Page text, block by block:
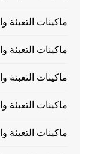
ماكينات التعبئة
ماكينات التعبئة
ماكينات
ماكينات التعبئة
ماكينات التعبئة